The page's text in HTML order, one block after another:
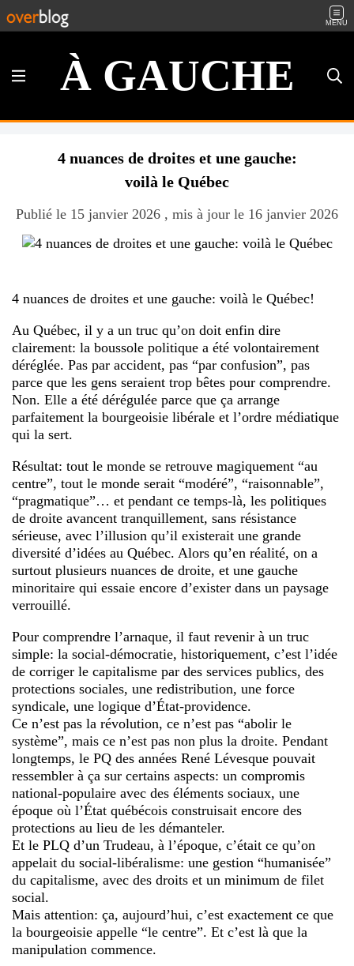
MENU
À GAUCHE
4 nuances de droites et une gauche:
voilà le Québec
Publié le 15 janvier 2026 , mis à jour le 16 janvier 2026
4 nuances de droites et une gauche: voilà le Québec!
Au Québec, il y a un truc qu’on doit enfin dire
clairement: la boussole politique a été volontairement
déréglée. Pas par accident, pas “par confusion”, pas
parce que les gens seraient trop bêtes pour comprendre.
Non. Elle a été dérégulée parce que ça arrange
parfaitement la bourgeoisie libérale et l’ordre médiatique
qui la sert.
Résultat: tout le monde se retrouve magiquement “au
centre”, tout le monde serait “modéré”, “raisonnable”,
“pragmatique”… et pendant ce temps-là, les politiques
de droite avancent tranquillement, sans résistance
sérieuse, avec l’illusion qu’il existerait une grande
diversité d’idées au Québec. Alors qu’en réalité, on a
surtout plusieurs nuances de droite, et une gauche
minoritaire qui essaie encore d’exister dans un paysage
verrouillé.
Pour comprendre l’arnaque, il faut revenir à un truc
simple: la social-démocratie, historiquement, c’est l’idée
de corriger le capitalisme par des services publics, des
protections sociales, une redistribution, une force
syndicale, une logique d’État-providence.
Ce n’est pas la révolution, ce n’est pas “abolir le
système”, mais ce n’est pas non plus la droite. Pendant
longtemps, le PQ des années René Lévesque pouvait
ressembler à ça sur certains aspects: un compromis
national-populaire avec des éléments sociaux, une
époque où l’État québécois construisait encore des
protections au lieu de les démanteler.
Et le PLQ d’un Trudeau, à l’époque, c’était ce qu’on
appelait du social-libéralisme: une gestion “humanisée”
du capitalisme, avec des droits et un minimum de filet
social.
Mais attention: ça, aujourd’hui, c’est exactement ce que
la bourgeoisie appelle “le centre”. Et c’est là que la
manipulation commence.